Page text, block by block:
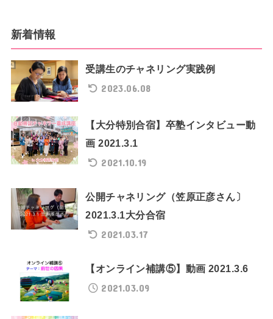
新着情報
受講生のチャネリング実践例
2023.06.08
【大分特別合宿】卒塾インタビュー動
画 2021.3.1
2021.10.19
公開チャネリング（笠原正彦さん〕
2021.3.1大分合宿
2021.03.17
【オンライン補講⑤】動画 2021.3.6
2021.03.09